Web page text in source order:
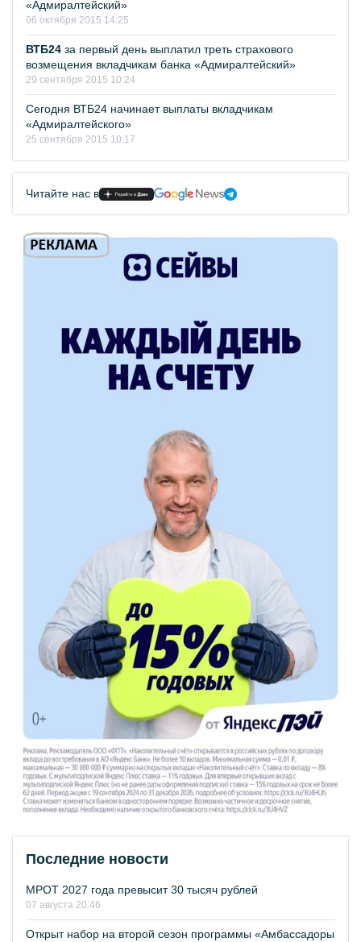
«Адмиралтейский»
06 октября 2015 14:25
ВТБ24 за первый день выплатил треть страхового
возмещения вкладчикам банка «Адмиралтейский»
29 сентября 2015 10:24
Сегодня ВТБ24 начинает выплаты вкладчикам
«Адмиралтейского»
25 сентября 2015 10:17
Читайте нас в
Последние новости
МРОТ 2027 года превысит 30 тысяч рублей
07 августа 20:46
Открыт набор на второй сезон программы «Амбассадоры